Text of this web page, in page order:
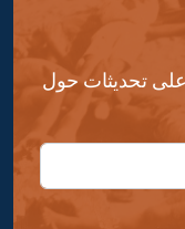
تحديثات حول